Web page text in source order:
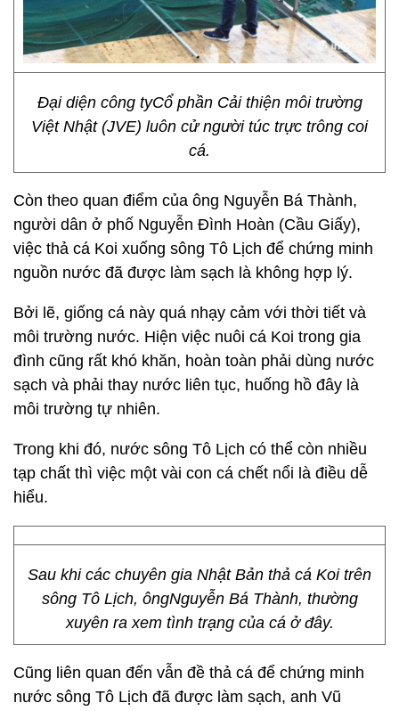
Đại diện công tyCổ phần Cải thiện môi trường
Việt Nhật (JVE) luôn cử người túc trực trông coi
cá.
Còn theo quan điểm của ông Nguyễn Bá Thành,
người dân ở phố Nguyễn Đình Hoàn (Cầu Giấy),
việc thả cá Koi xuống sông Tô Lịch để chứng minh
nguồn nước đã được làm sạch là không hợp lý.
Bởi lẽ, giống cá này quá nhạy cảm với thời tiết và
môi trường nước. Hiện việc nuôi cá Koi trong gia
đình cũng rất khó khăn, hoàn toàn phải dùng nước
sạch và phải thay nước liên tục, huống hồ đây là
môi trường tự nhiên.
Trong khi đó, nước sông Tô Lịch có thể còn nhiều
tạp chất thì việc một vài con cá chết nổi là điều dễ
hiểu.
Sau khi các chuyên gia Nhật Bản thả cá Koi trên
sông Tô Lịch, ôngNguyễn Bá Thành, thường
xuyên ra xem tình trạng của cá ở đây.
Cũng liên quan đến vẫn đề thả cá để chứng minh
nước sông Tô Lịch đã được làm sạch, anh Vũ